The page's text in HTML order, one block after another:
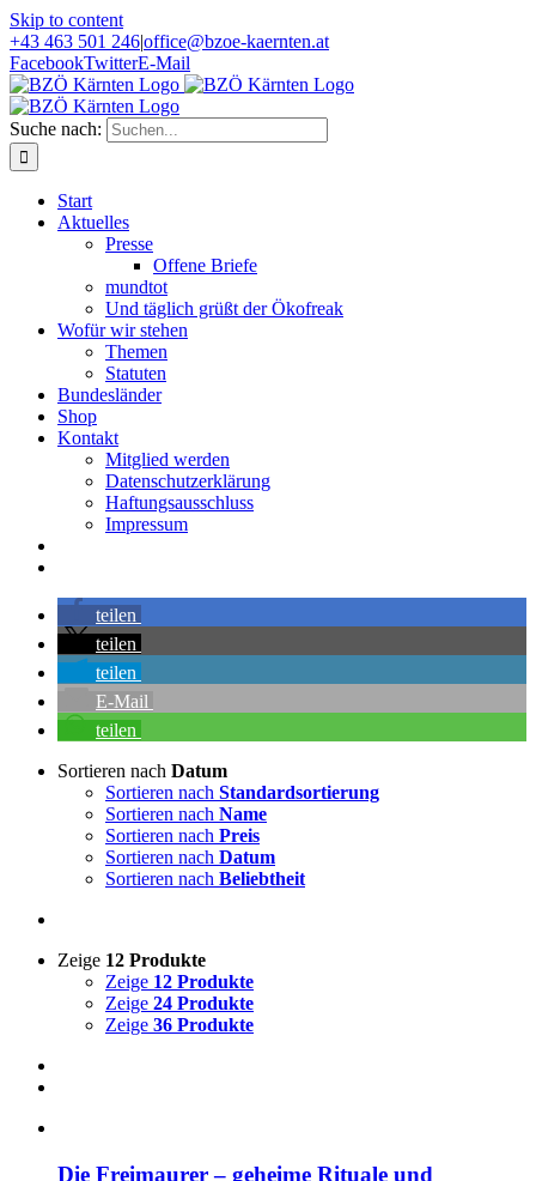
Skip to content
+43 463 501 246|office@bzoe-kaernten.at
FacebookTwitterE-Mail
Suche nach:
Start
Aktuelles
Presse
Offene Briefe
mundtot
Und täglich grüßt der Ökofreak
Wofür wir stehen
Themen
Statuten
Bundesländer
Shop
Kontakt
Mitglied werden
Datenschutzerklärung
Haftungsausschluss
Impressum
teilen
teilen
teilen
E-Mail
teilen
Sortieren nach Datum
Sortieren nach Standardsortierung
Sortieren nach Name
Sortieren nach Preis
Sortieren nach Datum
Sortieren nach Beliebtheit
Zeige 12 Produkte
Zeige 12 Produkte
Zeige 24 Produkte
Zeige 36 Produkte
Die Freimaurer – geheime Rituale und